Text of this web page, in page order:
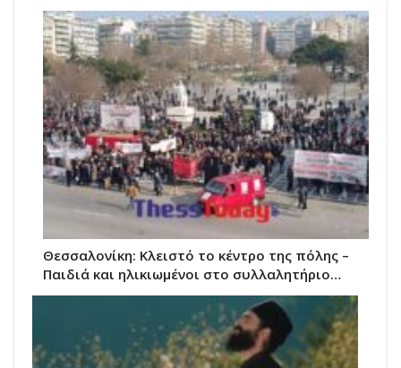
Θεσσαλονίκη: Κλειστό το κέντρο της πόλης –
Παιδιά και ηλικιωμένοι στο συλλαλητήριο…